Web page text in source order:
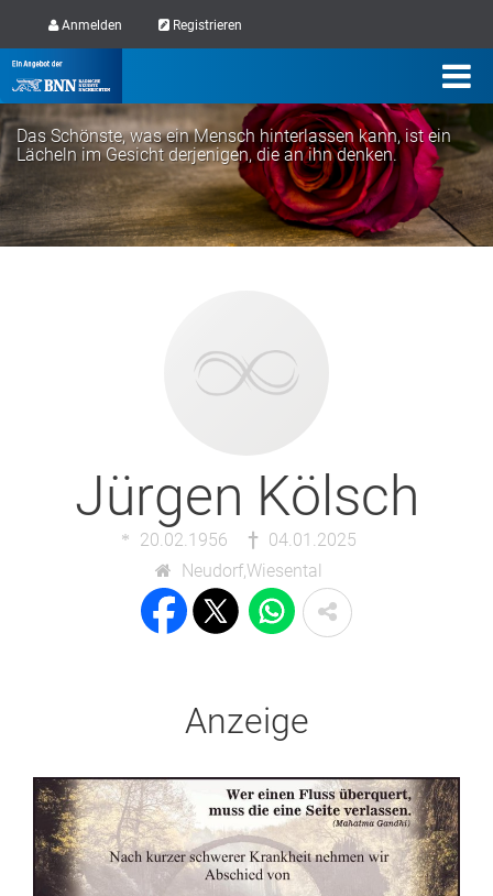
Anmelden Registrieren
Das Schönste, was ein Mensch hinterlassen kann, ist ein
Lächeln im Gesicht derjenigen, die an ihn denken.
Jürgen Kölsch
20.02.1956
04.01.2025
Neudorf,Wiesental
Anzeige